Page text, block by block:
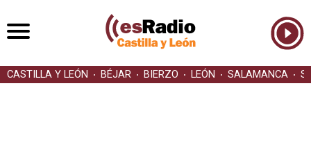
CASTILLA Y LEÓN BÉJAR BIERZO LEÓN SALAMANCA